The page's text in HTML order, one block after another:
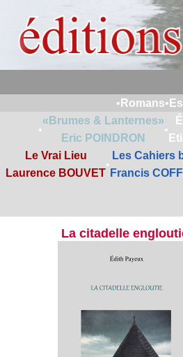
• Romans•
•
«Brumes & Lanternes»
Eric POINDRON
•
Le Vrai Lieu
Laurence BOUVET
•
Les Cahiers
Francis
La citadelle